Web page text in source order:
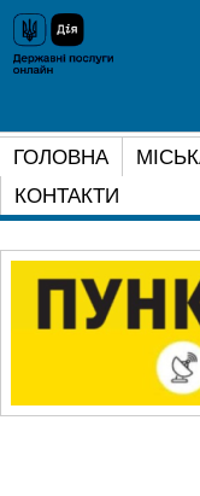
ГОЛОВНА
КОНТАКТИ